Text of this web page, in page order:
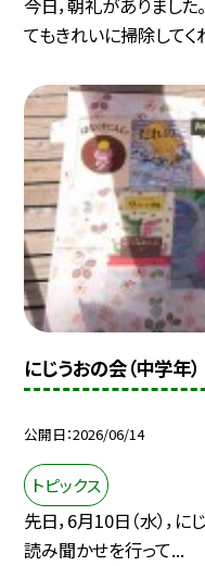
今日，朝礼がありました
てもきれいに掃除してく
にじうおの会（中学年）
公開日 2026/06/14
トピックス
先日，6月10日（水），
読み聞かせを行って...